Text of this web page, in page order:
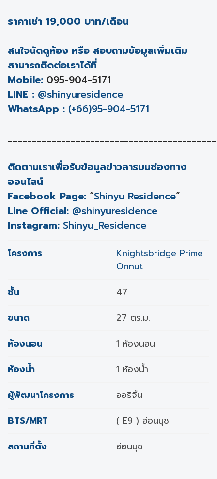
ราคาเช่า 19,000 บาท/เดือน
สนใจนัดดูห้อง หรือ สอบถามข้อมูลเพิ่มเติม
สามารถติดต่อเราได้ที่
Mobile: 095-904-5171
LINE : @shinyuresidence
WhatsApp : (+66)95-904-5171
ติดตามเราเพื่อรับข้อมูลข่าวสารบนช่องทาง
ออนไลน์
Facebook Page: “Shinyu Residence”
Line Official: @shinyuresidence
Instagram: Shinyu_Residence
โครงการ
Knightsbridge Prime
Onnut
ชั้น
47
ขนาด
27 ตร.ม.
ห้องนอน
1 ห้องนอน
ห้องน้ำ
1 ห้องน้ำ
ผู้พัฒนาโครงการ
ออริจิ้น
BTS/MRT
( E9 ) อ่อนนุช
สถานที่ตั้ง
อ่อนนุช